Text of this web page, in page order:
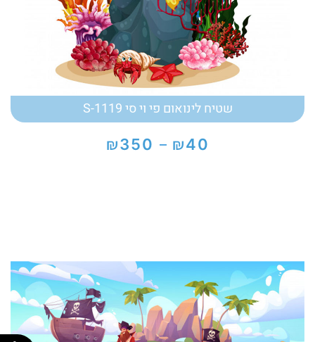
שטיח לינואום פי וי סי S-1119
₪40
–
₪350
טווח